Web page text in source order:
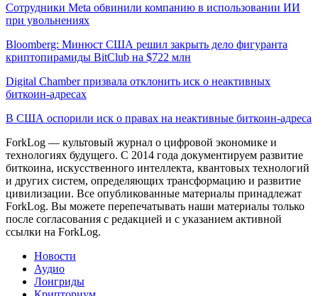
Сотрудники Meta обвинили компанию в использовании ИИ
при увольнениях
Bloomberg: Минюст США решил закрыть дело фигуранта
криптопирамиды BitClub на $722 млн
Digital Chamber призвала отклонить иск о неактивных
биткоин-адресах
В США оспорили иск о правах на неактивные биткоин-адреса
ForkLog — культовый журнал о цифровой экономике и
технологиях будущего. С 2014 года документируем развитие
биткоина, искусственного интеллекта, квантовых технологий
и других систем, определяющих трансформацию и развитие
цивилизации. Все опубликованные материалы принадлежат
ForkLog. Вы можете перепечатывать наши материалы только
после согласования с редакцией и с указанием активной
ссылки на ForkLog.
Новости
Аудио
Лонгриды